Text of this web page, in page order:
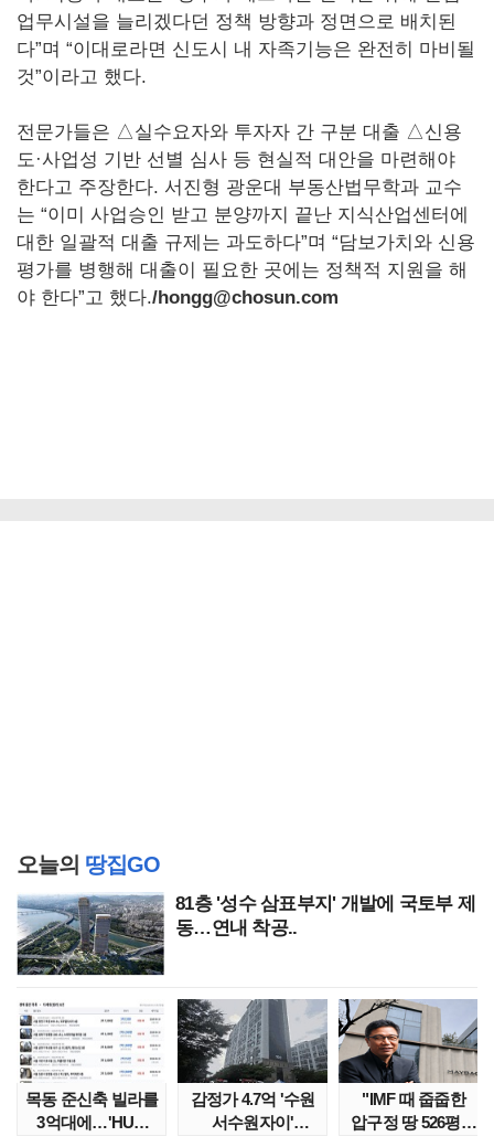
업무시설을 늘리겠다던 정책 방향과 정면으로 배치된
다”며 “이대로라면 신도시 내 자족기능은 완전히 마비될
것”이라고 했다.
전문가들은 △실수요자와 투자자 간 구분 대출 △신용
도·사업성 기반 선별 심사 등 현실적 대안을 마련해야
한다고 주장한다. 서진형 광운대 부동산법무학과 교수
는 “이미 사업승인 받고 분양까지 끝난 지식산업센터에
대한 일괄적 대출 규제는 과도하다”며 “담보가치와 신용
평가를 병행해 대출이 필요한 곳에는 정책적 지원을 해
야 한다”고 했다./hongg@chosun.com
오늘의 땅집GO
81층 '성수 삼표부지' 개발에 국토부 제
동…연내 착공..
목동 준신축 빌라를
3억대에…'HUG
감정가 4.7억 '수원
서수원자이'
"IMF 때 줍줍한
압구정 땅 526평의